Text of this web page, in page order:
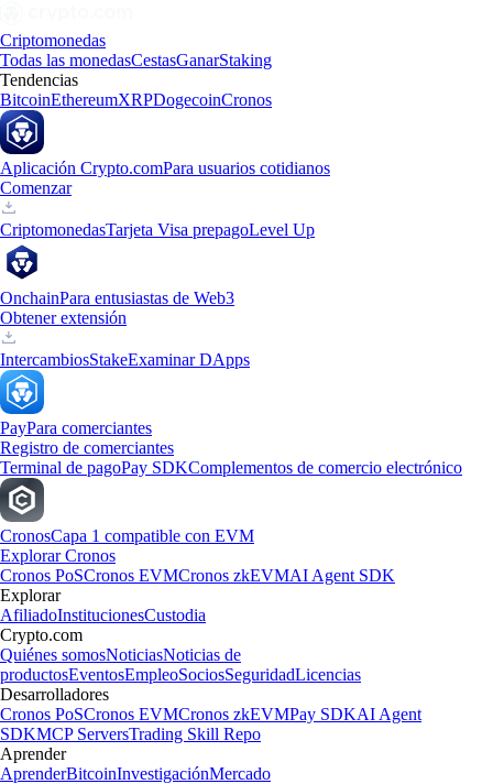
Criptomonedas
Todas las monedasCestasGanarStaking
Tendencias
BitcoinEthereumXRPDogecoinCronos
Aplicación Crypto.comPara usuarios cotidianos
Comenzar
CriptomonedasTarjeta Visa prepagoLevel Up
OnchainPara entusiastas de Web3
Obtener extensión
IntercambiosStakeExaminar DApps
PayPara comerciantes
Registro de comerciantes
Terminal de pagoPay SDKComplementos de comercio electrónico
CronosCapa 1 compatible con EVM
Explorar Cronos
Cronos PoSCronos EVMCronos zkEVMAI Agent SDK
Explorar
AfiliadoInstitucionesCustodia
Crypto.com
Quiénes somosNoticiasNoticias de
productosEventosEmpleoSociosSeguridadLicencias
Desarrolladores
Cronos PoSCronos EVMCronos zkEVMPay SDKAI Agent
SDKMCP ServersTrading Skill Repo
Aprender
AprenderBitcoinInvestigaciónMercado